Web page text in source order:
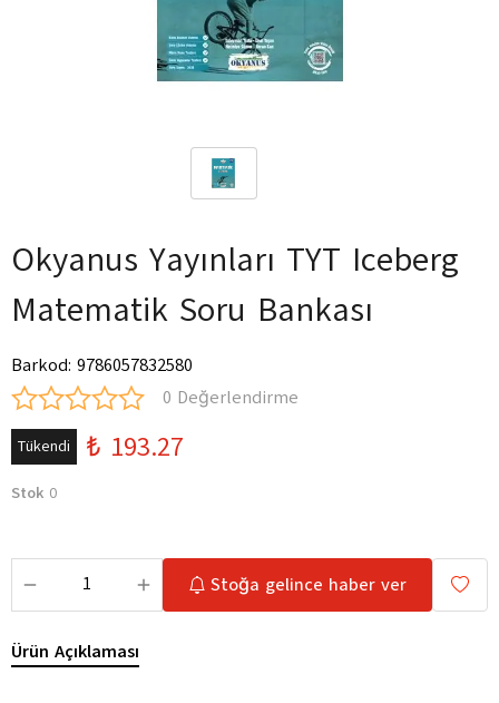
Okyanus Yayınları TYT Iceberg
Matematik Soru Bankası
Barkod: 9786057832580
0 Değerlendirme
Tükendi ₺ 193.27
Stok 0
Stoğa gelince haber ver
Ürün Açıklaması